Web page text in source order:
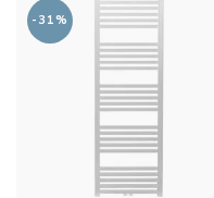
-31%